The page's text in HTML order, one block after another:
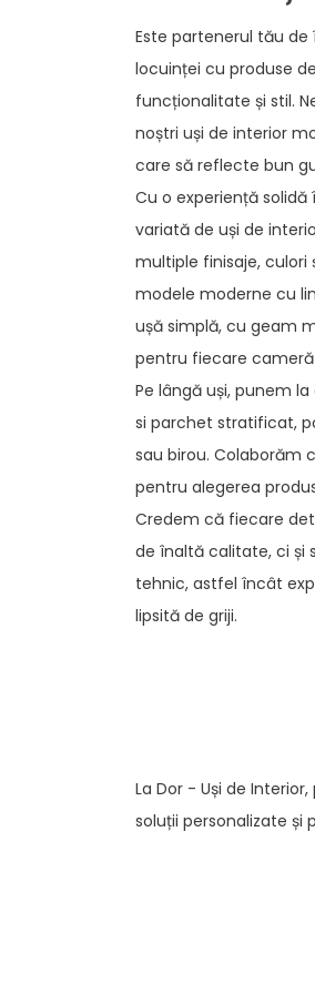
Este partenerul tău
locuinței cu produse
funcționalitate și stil.
noștri uși de interior
care să reflecte bun
Cu o experiență
variată de uși de
multiple finisaje, culori
modele moderne cu
ușă simplă, cu geam
pentru fiecare
Pe lângă uși, punem
si parchet stratificat,
sau birou. Colaborăm
pentru alegerea
Credem că fiecare
de înaltă calitate, ci și
tehnic, astfel încât
lipsită de griji.
La Dor - Uși de
soluții personalizate